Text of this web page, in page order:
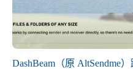
DashBeam（原 AltSendme